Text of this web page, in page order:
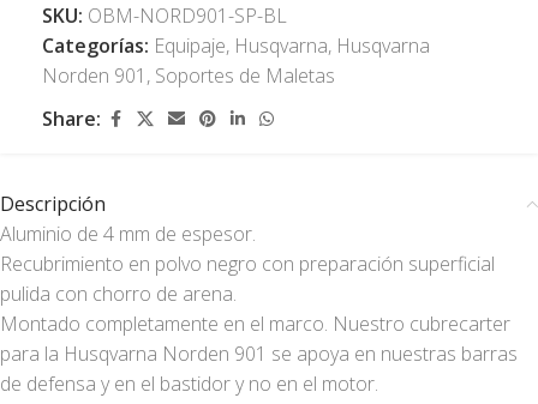
SKU: OBM-NORD901-SP-BL
Categorías: Equipaje, Husqvarna, Husqvarna
Norden 901 , Soportes de Maletas
Share:
Descripción
Aluminio de 4 mm de espesor.
Recubrimiento en polvo negro con preparación superficial
pulida con chorro de arena.
Montado completamente en el marco. Nuestro cubrecarter
para la Husqvarna Norden 901 se apoya en nuestras barras
de defensa y en el bastidor y no en el motor.